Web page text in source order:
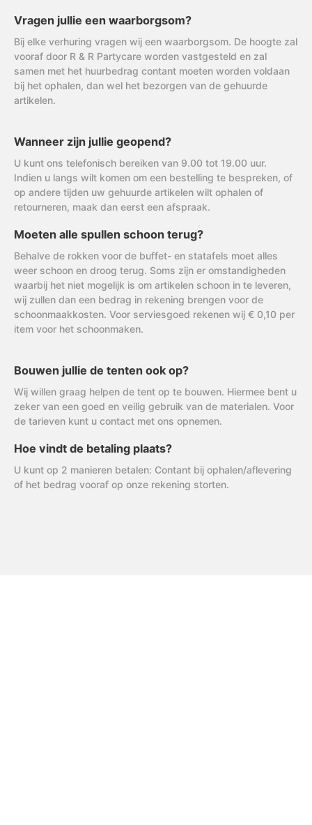
Vragen jullie een waarborgsom?
Bij elke verhuring vragen wij een waarborgsom. De hoogte zal
vooraf door R & R Partycare worden vastgesteld en zal
samen met het huurbedrag contant moeten worden voldaan
bij het ophalen, dan wel het bezorgen van de gehuurde
artikelen.
Wanneer zijn jullie geopend?
U kunt ons telefonisch bereiken van 9.00 tot 19.00 uur.
Indien u langs wilt komen om een bestelling te bespreken, of
op andere tijden uw gehuurde artikelen wilt ophalen of
retourneren, maak dan eerst een afspraak.
Moeten alle spullen schoon terug?
Behalve de rokken voor de buffet- en statafels moet alles
weer schoon en droog terug. Soms zijn er omstandigheden
waarbij het niet mogelijk is om artikelen schoon in te leveren,
wij zullen dan een bedrag in rekening brengen voor de
schoonmaakkosten. Voor serviesgoed rekenen wij € 0,10 per
item voor het schoonmaken.
Bouwen jullie de tenten ook op?
Wij willen graag helpen de tent op te bouwen. Hiermee bent u
zeker van een goed en veilig gebruik van de materialen. Voor
de tarieven kunt u contact met ons opnemen.
Hoe vindt de betaling plaats?
U kunt op 2 manieren betalen: Contant bij ophalen/aflevering
of het bedrag vooraf op onze rekening storten.